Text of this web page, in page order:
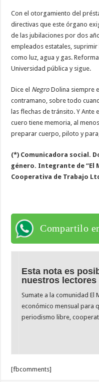
Con el otorgamiento del
directivas que este órgano
de las jubilaciones por dos
empleados estatales,
como luz, agua y gas.
Universidad pública y sigue.
Dice el NegroDolina siempre
contramano, sobre todo
las flechas de tránsito. Y
cuero tiene memoria, al
preparar cuerpo, piloto y
(*) Comunicadora social.
género. Integrante de “El
Cooperativa de Trabajo
Compartilo
Esta nota es
nuestros lectores
Sumate a la comunidad
económico mensual para
periodismo libre,
[fbcomments]